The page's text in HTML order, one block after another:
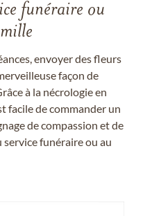
funéraire ou
envoyer des fleurs
façon de
à la nécrologie en
facile de commander un
de compassion et de
funéraire ou au